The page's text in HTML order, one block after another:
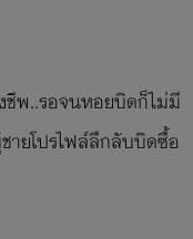
ชีพ..รอจนหอยบิดก็ไม่มี
ยโปรไฟล์ลึกลับบิดซื้อ